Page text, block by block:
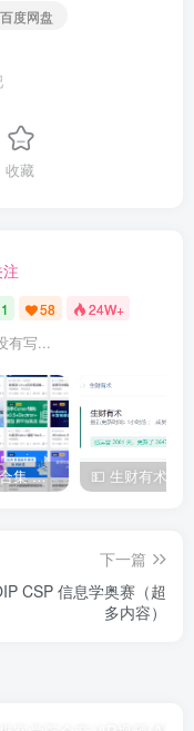
511.81M
无刷新验证码
息.mp4 357.53M
JSON格式字符串.mp4
353.45M
582.28M
格展示
框的Handlser编写.mp4
格动态添加行.mp4
实现
406.07M
应用
使用.mp4 407.94M
项目中的使用.mp4
度网盘
收藏
1 58 24W+
有写...
IT类所有渠道合集 持续日更，目前近四千多条资源 年费用户微信私信获取权限
下一篇
CSP 信息学奥赛（超
多内容）